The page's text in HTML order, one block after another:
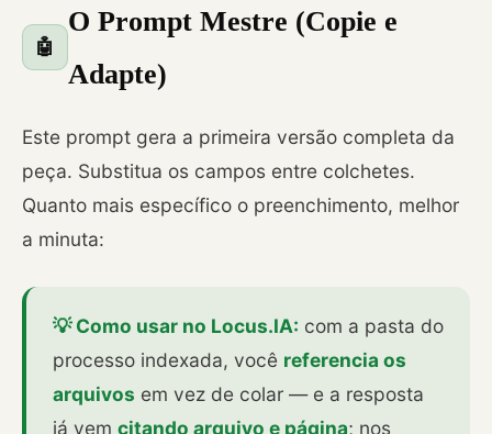
🤖
O Prompt Mestre (Copie e
Adapte)
Este prompt gera a primeira versão completa da
peça. Substitua os campos entre colchetes.
Quanto mais específico o preenchimento, melhor
a minuta:
💡 Como usar no Locus.IA: com a pasta do
processo indexada, você referencia os
arquivos em vez de colar — e a resposta
já vem citando arquivo e página; nos